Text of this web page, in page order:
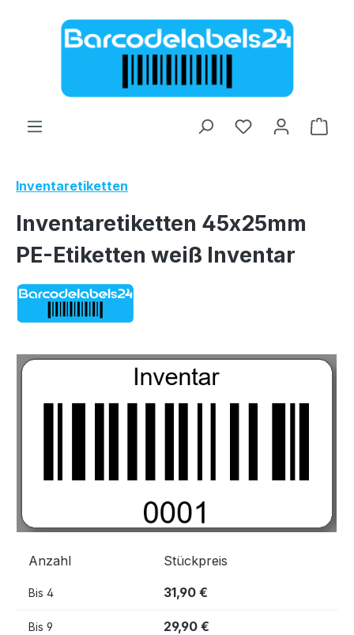
Zum Hauptinhalt springen
Inventaretiketten
Inventaretiketten 45x25mm
PE-Etiketten weiß Inventar
Bildergalerie überspringen
Anzahl Stückpreis
Bis 4 31,90 €
Bis 9 29,90 €